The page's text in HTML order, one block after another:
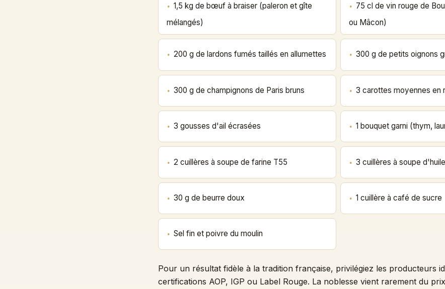
1,5 kg de bœuf à braiser (paleron et gîte
mélangés)
75 cl de vin rouge de
ou Mâcon)
200 g de lardons fumés taillés en allumettes 300 g de petits oignons
300 g de champignons de Paris bruns 3 carottes moyennes en
3 gousses d'ail écrasées 1 bouquet garni (thym,
2 cuillères à soupe de farine T55 3 cuillères à soupe
30 g de beurre doux 1 cuillère à café de sucre
Sel fin et poivre du moulin
Pour un résultat fidèle à la tradition française, privilégiez les producteurs
certifications AOP, IGP ou Label Rouge. La noblesse vient rarement du